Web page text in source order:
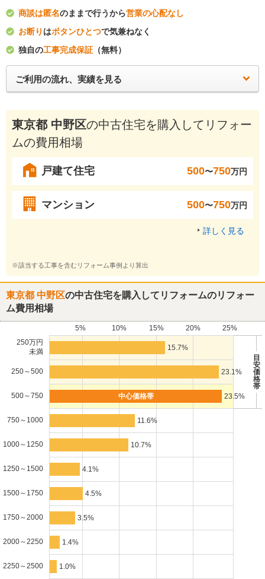
商談は匿名のままで行うから営業の心配なし
お断り はボタンひとつで気兼ねなく
独自の工事完成保証 （無料）
ご利用の流れ、実績を見る
東京都 中野区の中古住宅を購入してリフォー
ムの費用相場
戸建て住宅 500〜750万円
マンション 500〜750万円
詳しく見る
※該当する工事を含むリフォーム事例より算出
東京都 中野区の中古住宅を購入してリフォームのリフォー
ム費用相場
5% 10% 15% 20%
25%
250万円
未満
15.7%
目
安
価
格
帯
250～500 23.1%
500～750 23.5%
750～1000 11.6%
1000～1250 10.7%
1250～1500 4.1%
1500～1750 4.5%
1750～2000 3.5%
2000～2250 1.4%
2250～2500 1.0%